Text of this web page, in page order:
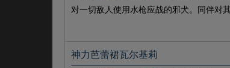
对一切敌人使用水枪应战的邪犬。同伴对
神力芭蕾裙瓦尔基莉